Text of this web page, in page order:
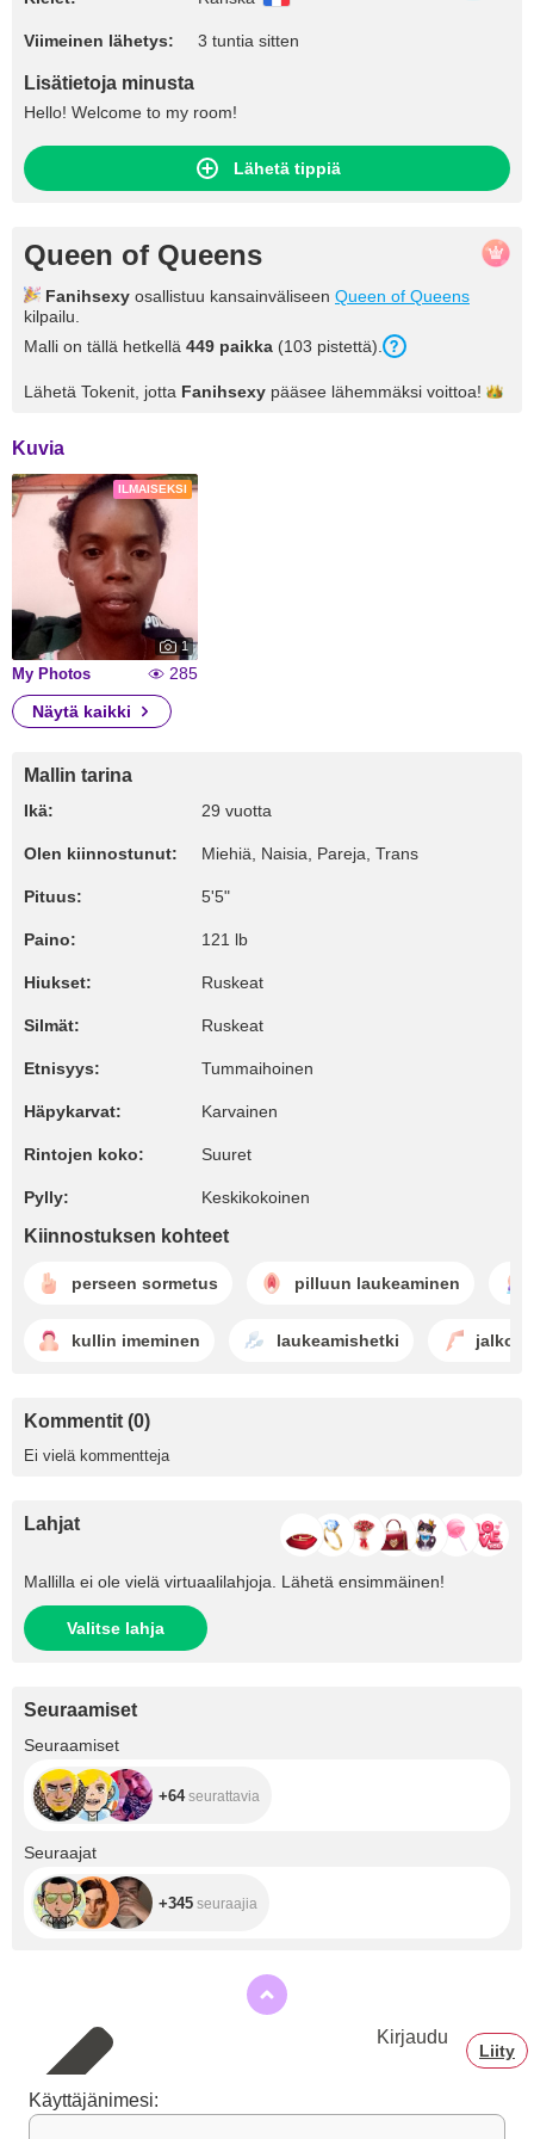
Viimeinen lähetys: 3 tuntia sitten
Lisätietoja minusta
Hello! Welcome to my room!
Lähetä tippiä
Queen of Queens
Fanihsexy osallistuu kansainväliseen Queen of Queens
kilpailu.
Malli on tällä hetkellä 449 paikka (103 pistettä).
Lähetä Tokenit, jotta Fanihsexy pääsee lähemmäksi voittoa!
Kuvia
ILMAISEKSI
1
My Photos
285
Näytä kaikki
Mallin tarina
Ikä: 29 vuotta
Olen kiinnostunut: Miehiä, Naisia, Pareja, Trans
Pituus: 5'5"
Paino: 121 lb
Hiukset: Ruskeat
Silmät: Ruskeat
Etnisyys: Tummaihoinen
Häpykarvat: Karvainen
Rintojen koko: Suuret
Pylly: Keskikokoinen
Kiinnostuksen kohteet
perseen sormetus pilluun laukeaminen
kullin imeminen laukeamishetki
Kommentit (0)
Ei vielä kommentteja
Lahjat
Mallilla ei ole vielä virtuaalilahjoja. Lähetä ensimmäinen!
Valitse lahja
Seuraamiset
Seuraamiset
+64seurattavia
Seuraajat
+345 seuraajia
Kirjaudu
Liity
Käyttäjänimesi: